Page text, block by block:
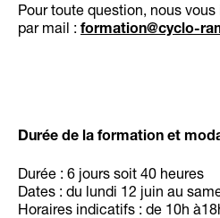
Pour toute question, nous
par mail : formation@cyclo-
Durée de la formation et
Durée : 6 jours soit 40 heures
Dates : du lundi 12 juin au
Horaires indicatifs : de 10h